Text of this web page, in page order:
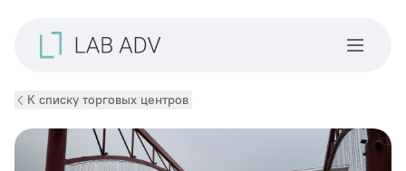
К списку торговых центров